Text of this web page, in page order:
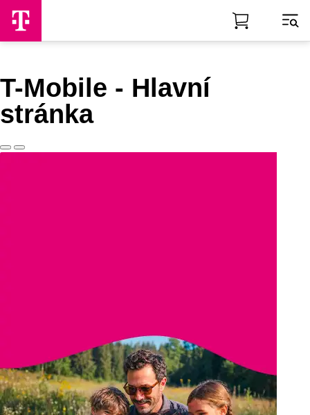
Skip to Main Content
T-Mobile - Hlavní
stránka